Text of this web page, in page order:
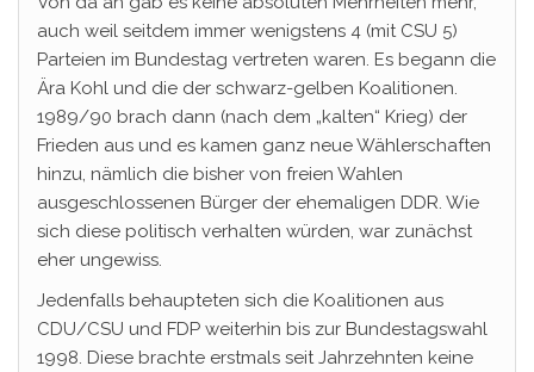
auch weil seitdem immer wenigstens 4 (mit CSU 5)
Parteien im Bundestag vertreten waren. Es begann die
Ära Kohl und die der schwarz-gelben Koalitionen.
1989/90 brach dann (nach dem „kalten“ Krieg) der
Frieden aus und es kamen ganz neue Wählerschaften
hinzu, nämlich die bisher von freien Wahlen
ausgeschlossenen Bürger der ehemaligen DDR. Wie
sich diese politisch verhalten würden, war zunächst
eher ungewiss.
Jedenfalls behaupteten sich die Koalitionen aus
CDU/CSU und FDP weiterhin bis zur Bundestagswahl
1998. Diese brachte erstmals seit Jahrzehnten keine